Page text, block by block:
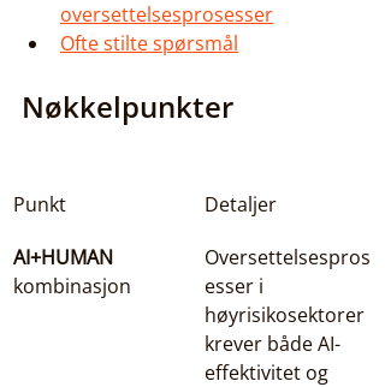
oversettelsesprosesser
Ofte stilte spørsmål
Nøkkelpunkter
Punkt
Detaljer
AI+HUMAN
kombinasjon
Oversettelsespros
esser i
høyrisikosektorer
krever både AI-
effektivitet og